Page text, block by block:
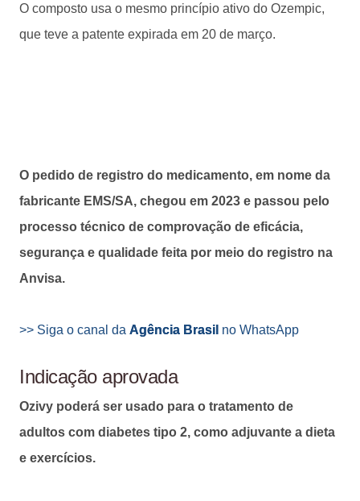
O composto usa o mesmo princípio ativo do Ozempic,
que teve a patente expirada em 20 de março.
O pedido de registro do medicamento, em nome da
fabricante EMS/SA, chegou em 2023 e passou pelo
processo técnico de comprovação de eficácia,
segurança e qualidade feita por meio do registro na
Anvisa.
>> Siga o canal da Agência Brasil no WhatsApp
Indicação aprovada
Ozivy poderá ser usado para o tratamento de
adultos com diabetes tipo 2, como adjuvante a dieta
e exercícios.